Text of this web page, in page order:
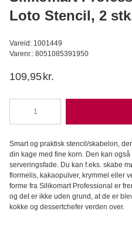
Loto Stencil, 2
Vareid: 1001449
Varenr.: 8051085391950
109,95 kr.
Silikomart
Professional
Fiore
di
Loto
Stencil,
2
stk.
antal
Smart og praktisk stencil/skabelon,
din kage med fine korn. Den kan
serveringsfade. Du kan f.eks. skabe
flormelis, kakaopulver, krymmel eller
forme fra Silikomart Professional er
og det er ikke uden grund, at de er
kokke og dessertchefer verden over.